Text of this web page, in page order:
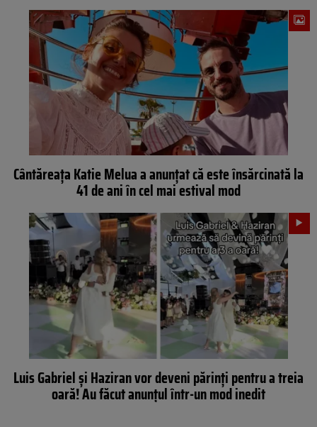
Cântăreața Katie Melua a anunțat că este însărcinată la
41 de ani în cel mai estival mod
Luis Gabriel și Haziran vor deveni părinți pentru a treia
oară! Au făcut anunțul într-un mod inedit